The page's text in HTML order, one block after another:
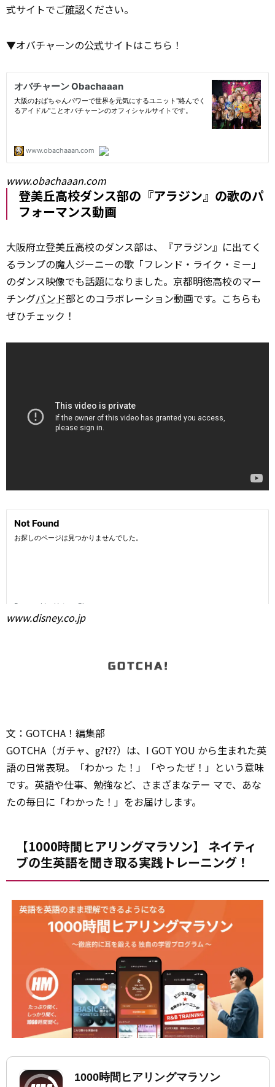
式サイトでご確認ください。
▼オバチャーンの公式サイトはこちら！
www.obachaaan.com
登美丘高校ダンス部の『アラジン』の歌のパ
フォーマンス動画
大阪府立登美丘高校のダンス部は、『アラジン』に出てく
るランプの魔人ジーニーの歌「フレンド・ライク・ミー」
のダンス映像でも話題になりました。京都明徳高校のマー
チングバンド部とのコラボレーション動画です。こちらも
ぜひチェック！
www.disney.co.jp
文：GOTCHA！編集部
GOTCHA（ガチャ、g?t??）は、I GOT YOU から生まれた英
語の日常表現。「わかっ た！」「やったぜ！」という意味
です。英語や仕事、勉強など、さまざまなテー マで、あな
たの毎日に「わかった！」をお届けします。
【1000時間ヒアリングマラソン】 ネイティ
ブの生英語を聞き取る実践トレーニング！